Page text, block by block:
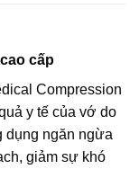
cấp
Compression
y tế của vớ do
dụng ngăn ngừa
giảm sự khó